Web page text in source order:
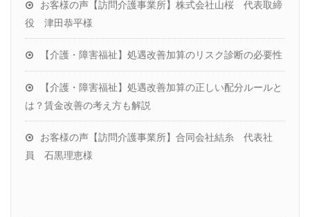
お客様の声【訪問介護事業所】株式会社山桜 代表取締
役 津田恭平様
【介護・障害福祉】処遇改善加算のリスク診断の必要性
【介護・障害福祉】処遇改善加算の正しい配分ルールと
は？賃金改善の考え方も解説
お客様の声【訪問介護事業所】合同会社結糸 代表社
員 石黒理恵様